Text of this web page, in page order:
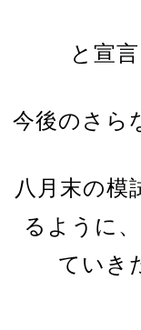
と宣
今後のさら
八月末の模
るように
ていき